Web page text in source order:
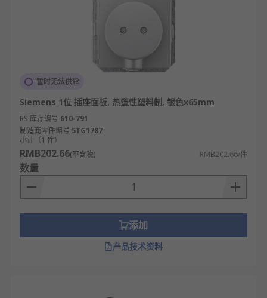
暂时无法供应
Siemens 1位 插座面板, 热塑性塑料制, 银色x65mm
RS 库存编号 610-791
制造商零件编号 5TG1787
小计（1 件）
RMB202.66(不含税) RMB202.66/件
数量
添加
产品技术资料